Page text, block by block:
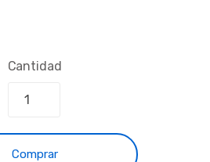
Cantidad
Comprar